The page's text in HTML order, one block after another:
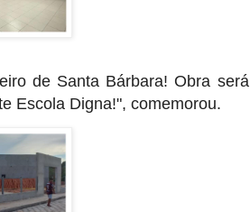
de Santa Bárbara! Obra será
Escola Digna!", comemorou.